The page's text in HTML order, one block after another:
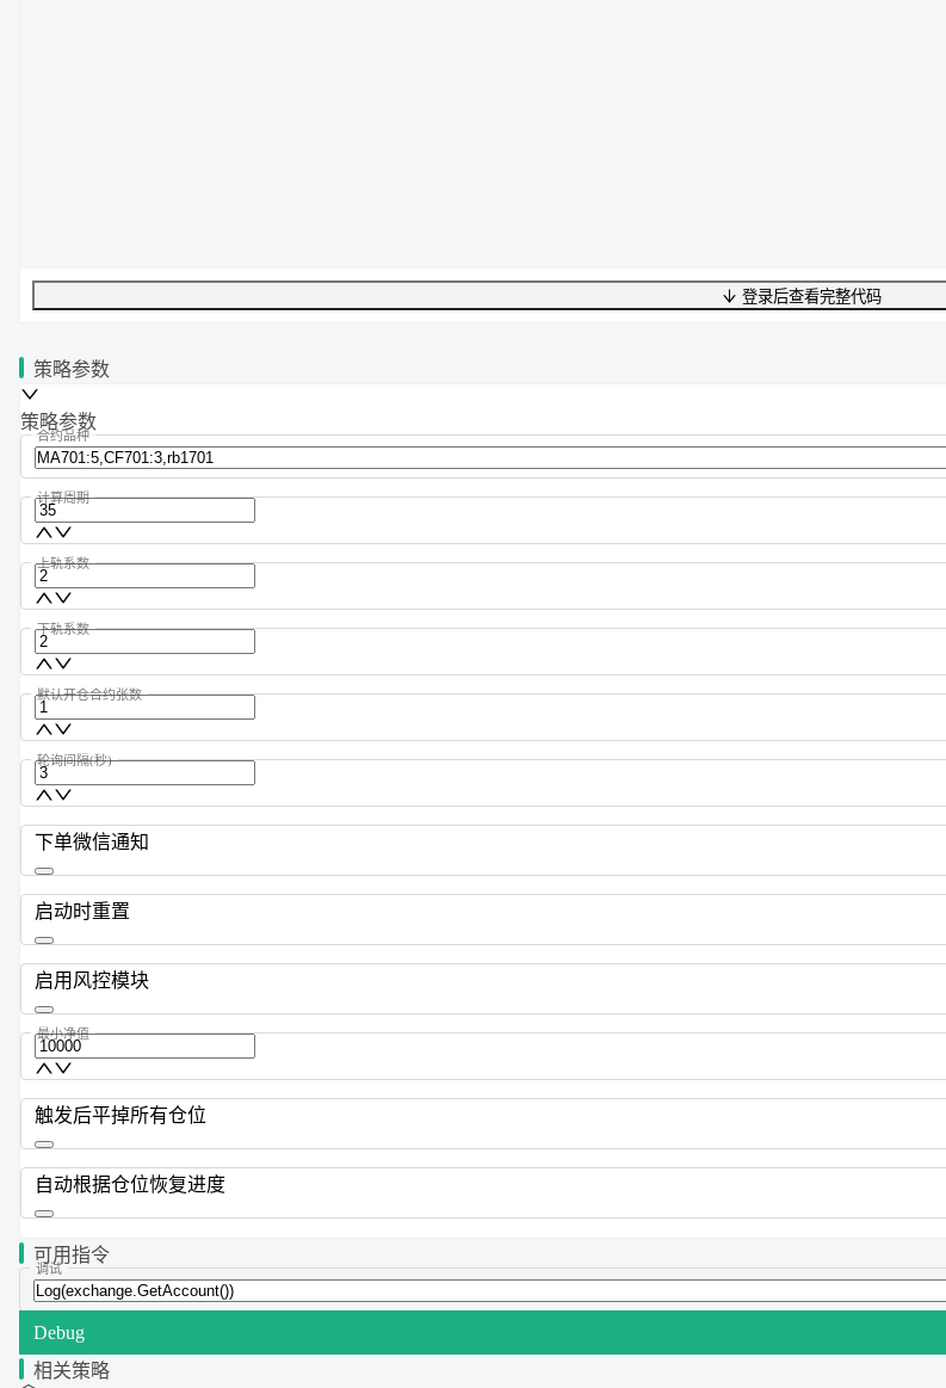
UTF-8269 字节43 字数0 行行 1,列 0
登录后查看完整代码
策略参数
策略参数
合约品种
计算周期
上轨系数
下轨系数
默认开仓合约张数
轮询间隔(秒)
下单微信通知
启动时重置
启用风控模块
最小净值
触发后平掉所有仓位
自动根据仓位恢复进度
可用指令
调试
Debug
相关策略